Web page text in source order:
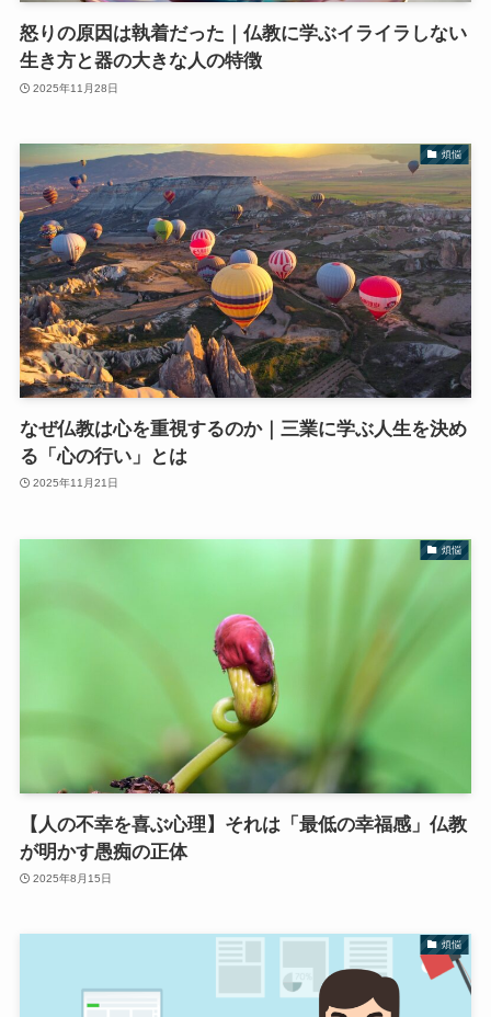
怒りの原因は執着だった｜仏教に学ぶイライラしない
生き方と器の大きな人の特徴
2025年11月28日
煩悩
なぜ仏教は心を重視するのか｜三業に学ぶ人生を決め
る「心の行い」とは
2025年11月21日
煩悩
【人の不幸を喜ぶ心理】それは「最低の幸福感」仏教
が明かす愚痴の正体
2025年8月15日
煩悩